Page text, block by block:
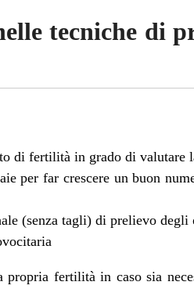
tecniche di
di fertilità in grado di valutare
per far crescere un buon
(senza tagli) di prelievo
propria fertilità in caso sia